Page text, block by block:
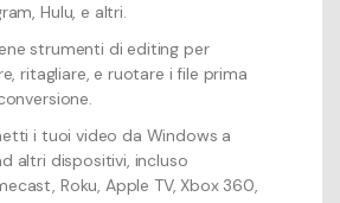
Hulu, e altri.
strumenti di editing per
ritagliare, e ruotare i file prima
i tuoi video da Windows a
altri dispositivi, incluso
Roku, Apple TV, Xbox 360,